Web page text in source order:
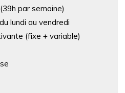
par semaine)
lundi au vendredi
(fixe + variable)